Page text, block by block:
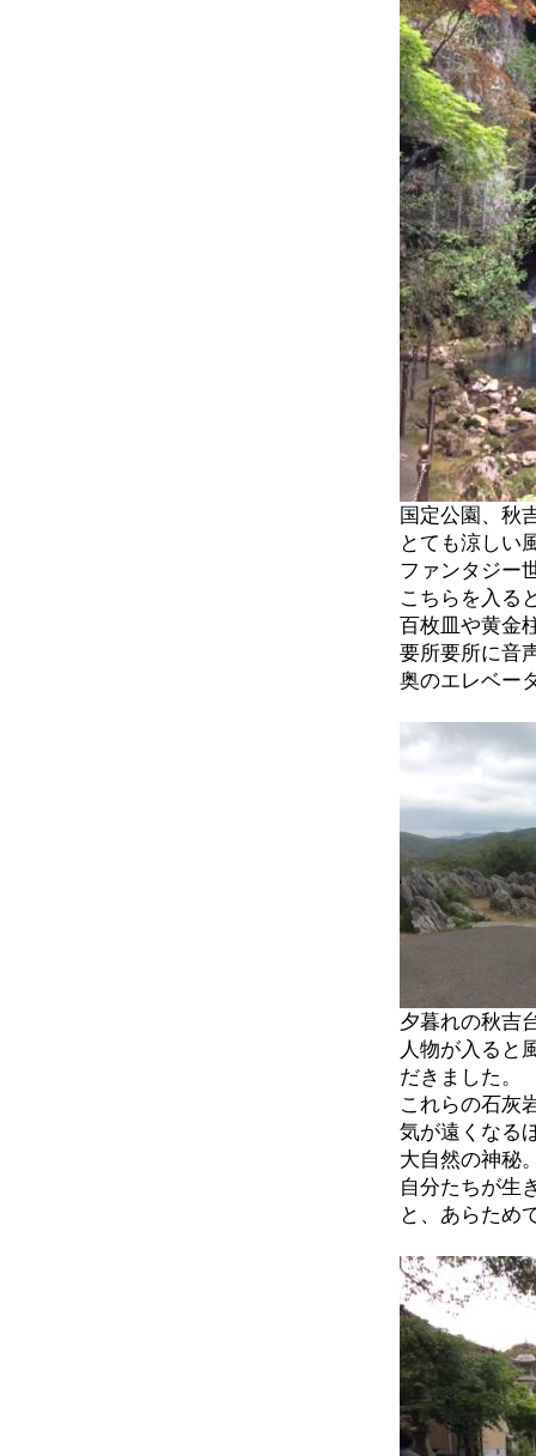
国定公園、秋
とても涼しい
ファンタジー
こちらを入る
百枚皿や黄金
要所要所に音
奥のエレベー
夕暮れの秋吉
人物が入ると
だきました。
これらの石灰
気が遠くなる
大自然の神秘
自分たちが生
と、あらため